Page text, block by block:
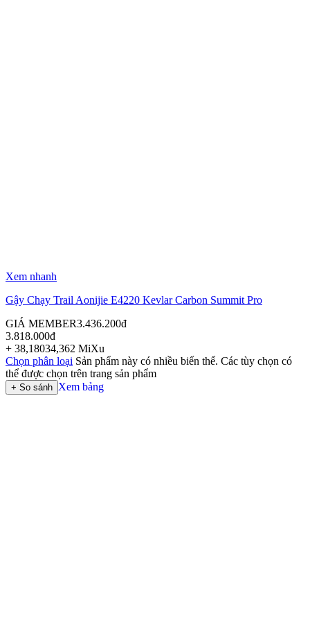
Xem nhanh
Gậy Chạy Trail Aonijie E4220 Kevlar Carbon Summit Pro
GIÁ MEMBER3.436.200đ
3.818.000đ
+ 38,18034,362 MiXu
Chọn phân loại Sản phẩm này có nhiều biến thể. Các tùy chọn có
thể được chọn trên trang sản phẩm
+ So sánh Xem bảng